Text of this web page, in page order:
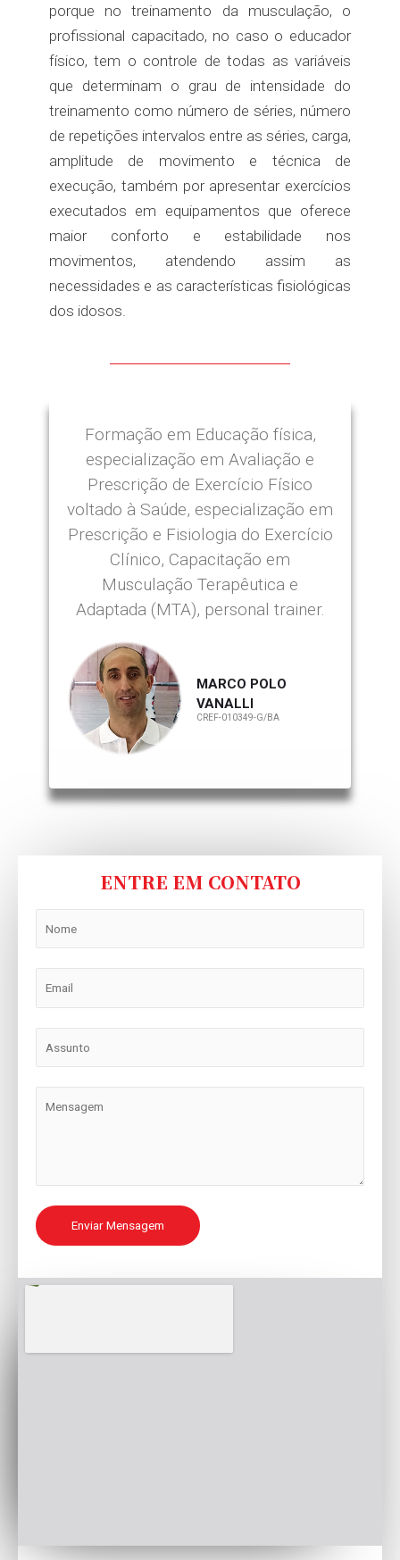
porque no treinamento da musculação, o
profissional capacitado, no caso o educador
físico, tem o controle de todas as variáveis
que determinam o grau de intensidade do
treinamento como número de séries, número
de repetições intervalos entre as séries, carga,
amplitude de movimento e técnica de
execução, também por apresentar exercícios
executados em equipamentos que oferece
maior conforto e estabilidade nos
movimentos, atendendo assim as
necessidades e as características fisiológicas
dos idosos.
Formação em Educação física,
especialização em Avaliação e
Prescrição de Exercício Físico
voltado à Saúde, especialização em
Prescrição e Fisiologia do Exercício
Clínico, Capacitação em
Musculação Terapêutica e
Adaptada (MTA), personal trainer.
MARCO POLO
VANALLI
CREF-010349-G/BA
ENTRE EM CONTATO